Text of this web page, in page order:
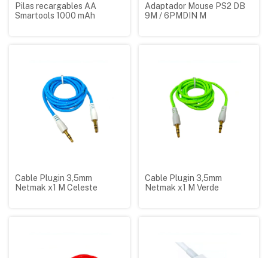
Pilas recargables AA
Smartools 1000 mAh
Adaptador Mouse PS2 DB
9M / 6PMDIN M
Cable Plugin 3,5mm
Netmak x1 M Celeste
Cable Plugin 3,5mm
Netmak x1 M Verde